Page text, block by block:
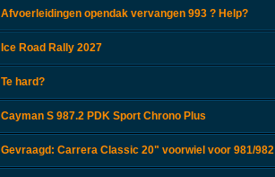
Afvoerleidingen opendak vervangen 993 ? Help?
Ice Road Rally 2027
Te hard?
Cayman S 987.2 PDK Sport Chrono Plus
Gevraagd: Carrera Classic 20" voorwiel voor 981/982